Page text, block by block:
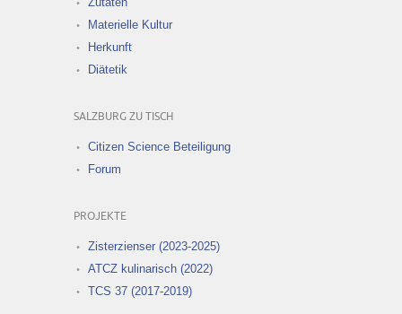
Materielle Kultur
Herkunft
Diätetik
SALZBURG ZU TISCH
Citizen Science Beteiligung
Forum
PROJEKTE
Zisterzienser (2023-2025)
ATCZ kulinarisch (2022)
TCS 37 (2017-2019)